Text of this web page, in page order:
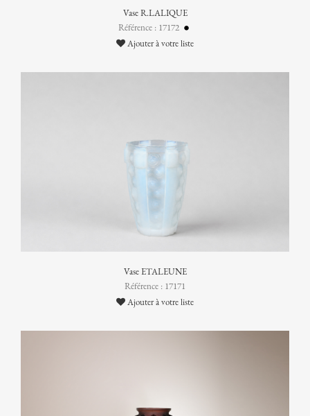
Vase R.LALIQUE
Référence : 17172
Ajouter à votre liste
Vase ETALEUNE
Référence : 17171
Ajouter à votre liste